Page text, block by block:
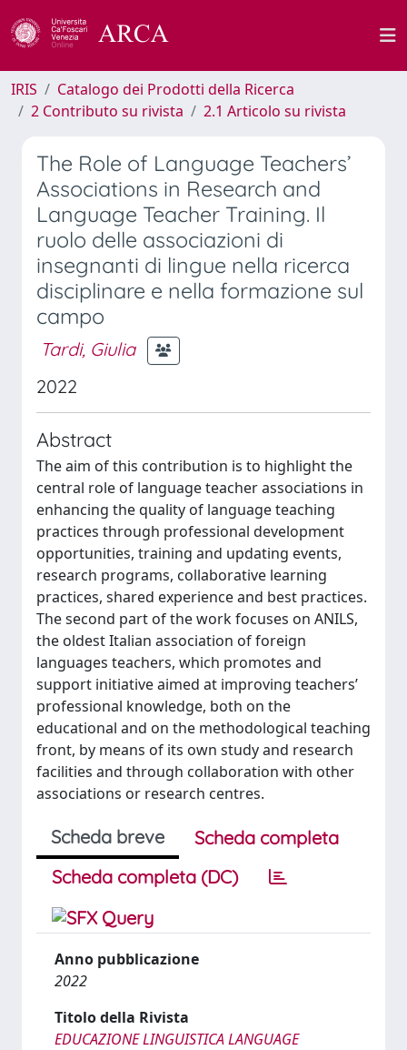
IRIS
Catalogo dei Prodotti della Ricerca
2 Contributo su rivista
2.1 Articolo su rivista
The Role of Language Teachers’
Associations in Research and
Language Teacher Training. Il
ruolo delle associazioni di
insegnanti di lingue nella ricerca
disciplinare e nella formazione sul
campo
Tardi, Giulia
2022
Abstract
The aim of this contribution is to highlight the
central role of language teacher associations in
enhancing the quality of language teaching
practices through professional development
opportunities, training and updating events,
research programs, collaborative learning
practices, shared experience and best practices.
The second part of the work focuses on ANILS,
the oldest Italian association of foreign
languages teachers, which promotes and
support initiative aimed at improving teachers’
professional knowledge, both on the
educational and on the methodological teaching
front, by means of its own study and research
facilities and through collaboration with other
associations or research centres.
Scheda breve
Scheda completa
Scheda completa (DC)
Anno pubblicazione
2022
Titolo della Rivista
EDUCAZIONE LINGUISTICA LANGUAGE